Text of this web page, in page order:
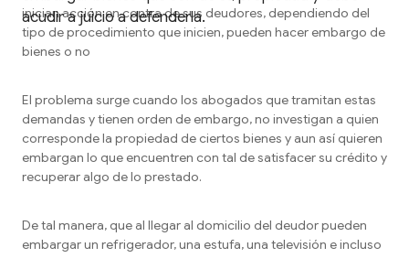
acudir a juicio a defenderla.
inician acción en contra de sus deudores, dependiendo del
tipo de procedimiento que inicien, pueden hacer embargo de
bienes o no
El problema surge cuando los abogados que tramitan estas
demandas y tienen orden de embargo, no investigan a quien
corresponde la propiedad de ciertos bienes y aun así quieren
embargan lo que encuentren con tal de satisfacer su crédito y
recuperar algo de lo prestado.
De tal manera, que al llegar al domicilio del deudor pueden
embargar un refrigerador, una estufa, una televisión e incluso